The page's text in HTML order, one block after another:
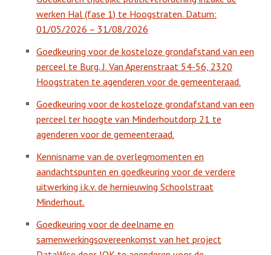
werken Hal (fase 1) te Hoogstraten. Datum:
01/05/2026 – 31/08/2026
Goedkeuring voor de kosteloze grondafstand van een
perceel te Burg. J. Van Aperenstraat 54-56, 2320
Hoogstraten te agenderen voor de gemeenteraad.
Goedkeuring voor de kosteloze grondafstand van een
perceel ter hoogte van Minderhoutdorp 21 te
agenderen voor de gemeenteraad.
Kennisname van de overlegmomenten en
aandachtspunten en goedkeuring voor de verdere
uitwerking i.k.v. de hernieuwing Schoolstraat
Minderhout.
Goedkeuring voor de deelname en
samenwerkingsovereenkomst van het project